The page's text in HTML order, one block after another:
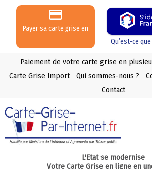
Payer sa carte grise en
Qu’est-ce
Paiement de votre carte grise en
Carte Grise Import
Qui sommes-nous ?
Contact
L'Etat se modernise
Votre Carte Grise en ligne en